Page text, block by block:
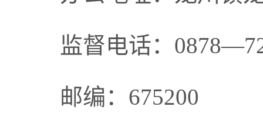
监督电话：
邮编：675200